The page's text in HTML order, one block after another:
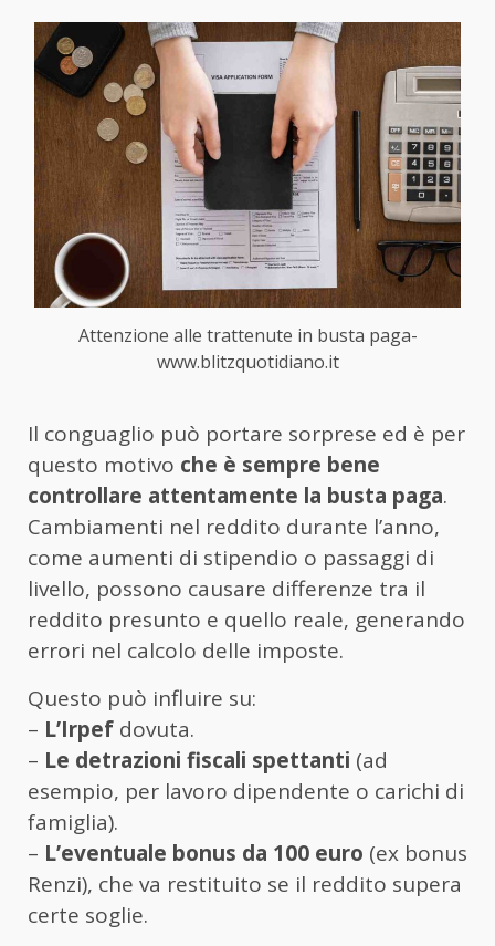
Attenzione alle trattenute in busta paga-
www.blitzquotidiano.it
Il conguaglio può portare sorprese ed è per
questo motivo che è sempre bene
controllare attentamente la busta paga.
Cambiamenti nel reddito durante l’anno,
come aumenti di stipendio o passaggi di
livello, possono causare differenze tra il
reddito presunto e quello reale, generando
errori nel calcolo delle imposte.
Questo può influire su:
– L’Irpef dovuta.
– Le detrazioni fiscali spettanti (ad
esempio, per lavoro dipendente o carichi di
famiglia).
– L’eventuale bonus da 100 euro (ex bonus
Renzi), che va restituito se il reddito supera
certe soglie.